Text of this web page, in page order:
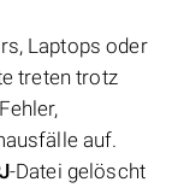
Laptops oder
treten trotz
auf.
-Datei gelöscht